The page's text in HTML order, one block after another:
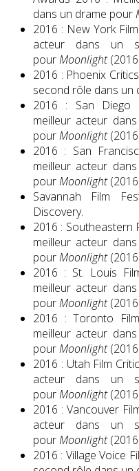
dans un drame pour
2016 : New York
acteur dans un
pourMoonlight
2016 : Phoenix
second rôle dans un
2016 : San Diego
meilleur acteur
pourMoonlight
2016 : San
meilleur acteur
pourMoonlight
Savannah Film
Discovery.
2016 : Southeastern
meilleur acteur
pourMoonlight
2016 : St. Louis
meilleur acteur
pourMoonlight
2016 : Toronto
meilleur acteur
pourMoonlight
2016 : Utah Film
acteur dans un
pourMoonlight
2016 : Vancouver
acteur dans un
pourMoonlight
2016 : Village Voice